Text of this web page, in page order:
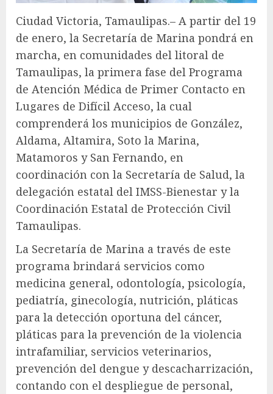
Ciudad Victoria, Tamaulipas.– A partir del 19
de enero, la Secretaría de Marina pondrá en
marcha, en comunidades del litoral de
Tamaulipas, la primera fase del Programa
de Atención Médica de Primer Contacto en
Lugares de Difícil Acceso, la cual
comprenderá los municipios de González,
Aldama, Altamira, Soto la Marina,
Matamoros y San Fernando, en
coordinación con la Secretaría de Salud, la
delegación estatal del IMSS-Bienestar y la
Coordinación Estatal de Protección Civil
Tamaulipas.
La Secretaría de Marina a través de este
programa brindará servicios como
medicina general, odontología, psicología,
pediatría, ginecología, nutrición, pláticas
para la detección oportuna del cáncer,
pláticas para la prevención de la violencia
intrafamiliar, servicios veterinarios,
prevención del dengue y descacharrización,
contando con el despliegue de personal,